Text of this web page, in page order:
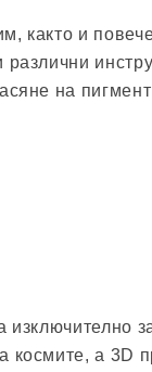
както и
на
изключително
а 3D